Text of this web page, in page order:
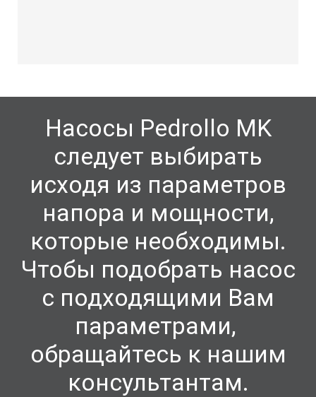
Насосы Pedrollo MK
следует выбирать
исходя из параметров
напора и мощности,
которые необходимы.
Чтобы подобрать насос
с подходящими Вам
параметрами,
обращайтесь к нашим
консультантам.